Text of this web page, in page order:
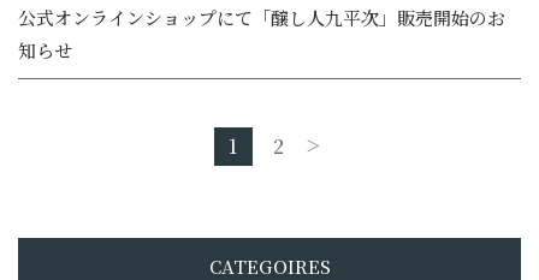
公式オンラインショップにて「醸し人九平次」販売開始のお
知らせ
1 2
CATEGOIRES